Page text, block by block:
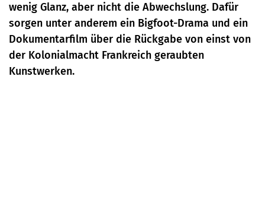
wenig Glanz, aber nicht die Abwechslung. Dafür
sorgen unter anderem ein Bigfoot-Drama und ein
Dokumentarfilm über die Rückgabe von einst von
der Kolonialmacht Frankreich geraubten
Kunstwerken.